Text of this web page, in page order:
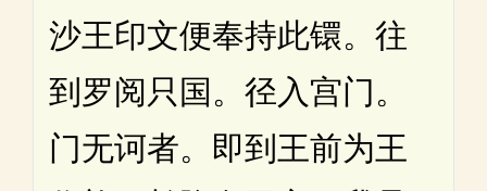
沙王印文便奉持此镮。往
到罗阅只国。径入宫门。
门无诃者。即到王前为王